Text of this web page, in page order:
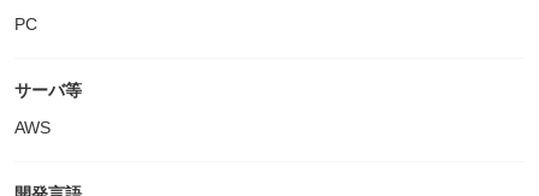
PC
サーバ等
AWS